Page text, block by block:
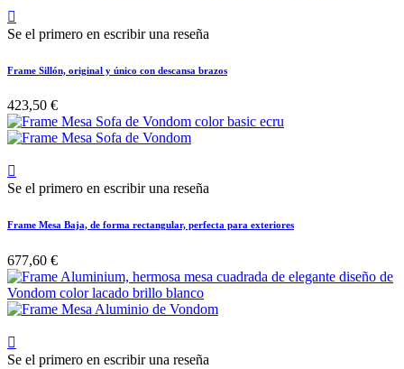

Se el primero en escribir una reseña
Frame Sillón, original y único con descansa brazos
423,50 €

Se el primero en escribir una reseña
Frame Mesa Baja, de forma rectangular, perfecta para exteriores
677,60 €

Se el primero en escribir una reseña